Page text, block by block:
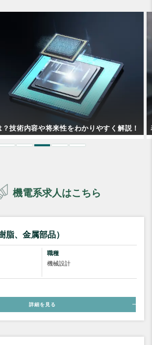
ごとの違いや特徴を解説します
機電系求人はこちら
脂、金属部品）
職種
機械設計
詳細を見る